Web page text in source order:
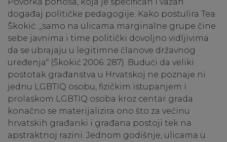
događaj političke pedagogije. Kako postulira Tea
Škokić: „samo na ulicama marginalne grupe čine
sebe javnima i time politički dovoljno vidljivima
da se ubrajaju u legitimne članove državnog
uređenja“ (Škokić 2006: 287). Budući da veliki
postotak građanstva u Hrvatskoj ne poznaje ni
jednu LGBTIQ osobu, fizičkim istupanjem i
prolaskom LGBTIQ osoba kroz centar grada
konačno se materijalizira ono što za većinu
hrvatskih građanki i građana postoji tek na
apstraktnoj razini. Jednom godišnje, ulicama u